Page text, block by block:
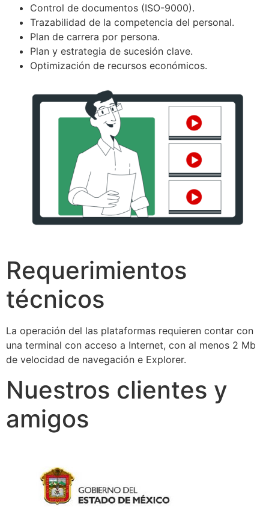
Control de documentos (ISO-9000).
Trazabilidad de la competencia del personal.
Plan de carrera por persona.
Plan y estrategia de sucesión clave.
Optimización de recursos económicos.
Requerimientos
técnicos
La operación del las plataformas requieren contar con
una terminal con acceso a Internet, con al menos 2 Mb
de velocidad de navegación e Explorer.
Nuestros clientes y
amigos